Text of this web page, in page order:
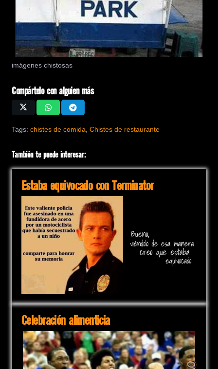
imágenes chistosas
Compártelo con alguien más
Tags: chistes de comida Chistes de restaurante
También te puede interesar:
Estaba equivocado con Terminator
Celebración alimenticia